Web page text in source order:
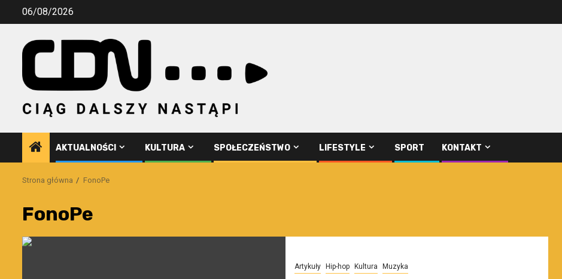
Przejdź06/08/2026
AKTUALNOŚCI KULTURA SPOŁECZEŃSTWO LIFESTYLE SPORT KONTAKT
Strona główna FonoPe
FonoPe
Artykuły Hip-hop Kultura Muzyka